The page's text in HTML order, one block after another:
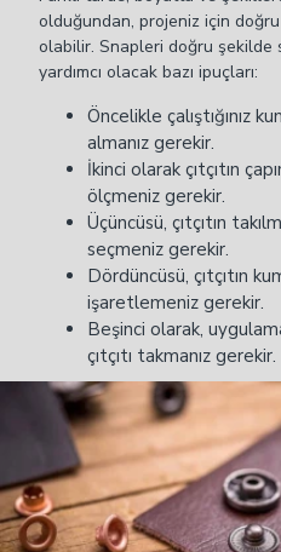
olduğundan, projeniz için
olabilir. Snapleri doğru şekilde
yardımcı olacak bazı ipuçları:
Öncelikle çalıştığınız
almanız gerekir.
İkinci olarak çıtçıtın
ölçmeniz gerekir.
Üçüncüsü, çıtçıtın
seçmeniz gerekir.
Dördüncüsü, çıtçıtın
işaretlemeniz gerekir.
Beşinci olarak,
çıtçıtı takmanız gerekir.